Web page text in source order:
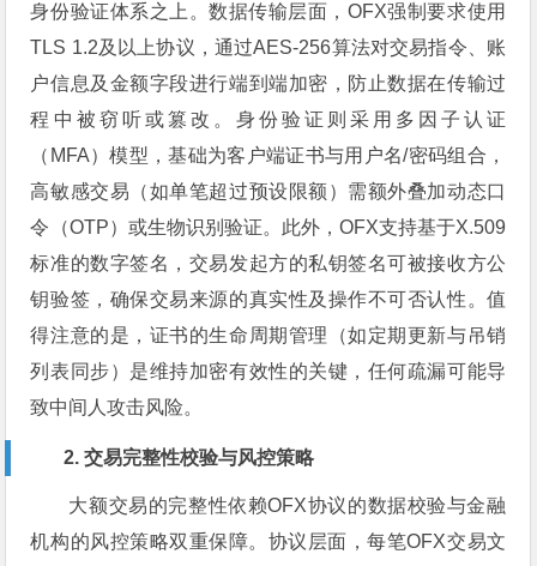
身份验证体系之上。数据传输层面，OFX强制要求使用
TLS 1.2及以上协议，通过AES-256算法对交易指令、账
户信息及金额字段进行端到端加密，防止数据在传输过
程中被窃听或篡改。身份验证则采用多因子认证
（MFA）模型，基础为客户端证书与用户名/密码组合，
高敏感交易（如单笔超过预设限额）需额外叠加动态口
令（OTP）或生物识别验证。此外，OFX支持基于X.509
标准的数字签名，交易发起方的私钥签名可被接收方公
钥验签，确保交易来源的真实性及操作不可否认性。值
得注意的是，证书的生命周期管理（如定期更新与吊销
列表同步）是维持加密有效性的关键，任何疏漏可能导
致中间人攻击风险。
2. 交易完整性校验与风控策略
大额交易的完整性依赖OFX协议的数据校验与金融
机构的风控策略双重保障。协议层面，每笔OFX交易文